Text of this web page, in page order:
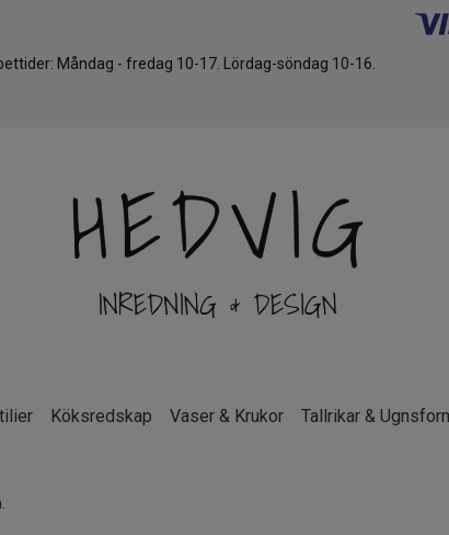
Måndag - fredag 10-17. Lördag-söndag 10-16.
Köksredskap Vaser & Krukor Tallrikar &